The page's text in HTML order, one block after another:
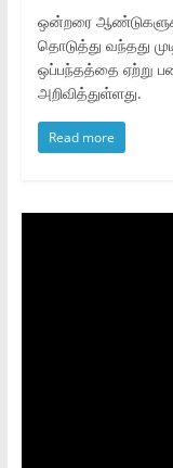
ஒன்றரை
தொடுத்து வந்தது
ஒப்பந்தத்தை ஏற்று
அறிவித்துள்ளது.
Read more